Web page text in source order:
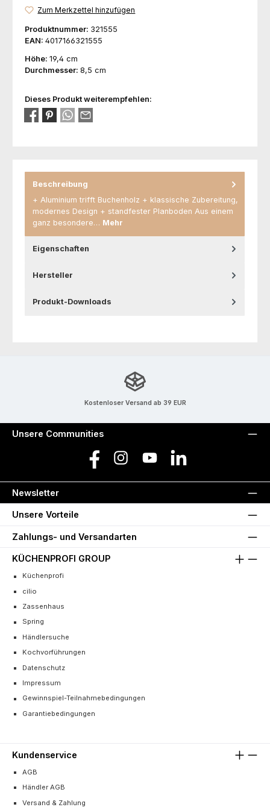
Zum Merkzettel hinzufügen
Produktnummer: 321555
EAN: 4017166321555
Höhe: 19,4 cm
Durchmesser: 8,5 cm
Dieses Produkt weiterempfehlen:
Beschreibung
+ Aluminium trifft Buchenholz + klassische Zubereitung,
modernes Design + standfester Planboden Aus einem
ganz besondere… Mehr
Eigenschaften
Hersteller
Produkt-Downloads
Kostenloser Versand ab 39 EUR
Unsere Communities
Facebook Instagram YouTube LinkedIn
Newsletter
Unsere Vorteile
Zahlungs- und Versandarten
KÜCHENPROFI GROUP
Küchenprofi
cilio
Zassenhaus
Spring
Händlersuche
Kochvorführungen
Datenschutz
Impressum
Gewinnspiel-Teilnahmebedingungen
Garantiebedingungen
Kundenservice
AGB
Händler AGB
Versand & Zahlung